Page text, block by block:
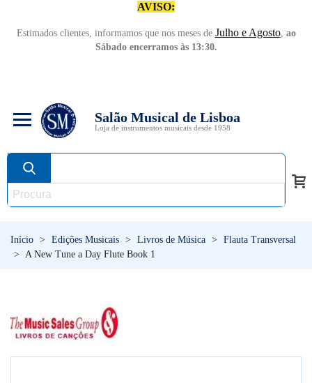
AVISO:
Estimados clientes, informamos que nos meses de Julho e Agosto, ao
Sábado encerramos às 13:30.
Salão Musical de Lisboa
Loja de instrumentos musicais desde 1958
Início > Edições Musicais > Livros de Música >
Flauta Transversal
> A New Tune a Day Flute Book 1